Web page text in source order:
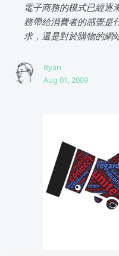
電子商務的模式已經逐
務帶給消費者的感覺是
求，還是對於購物的網
Ryan
Aug 01, 2009